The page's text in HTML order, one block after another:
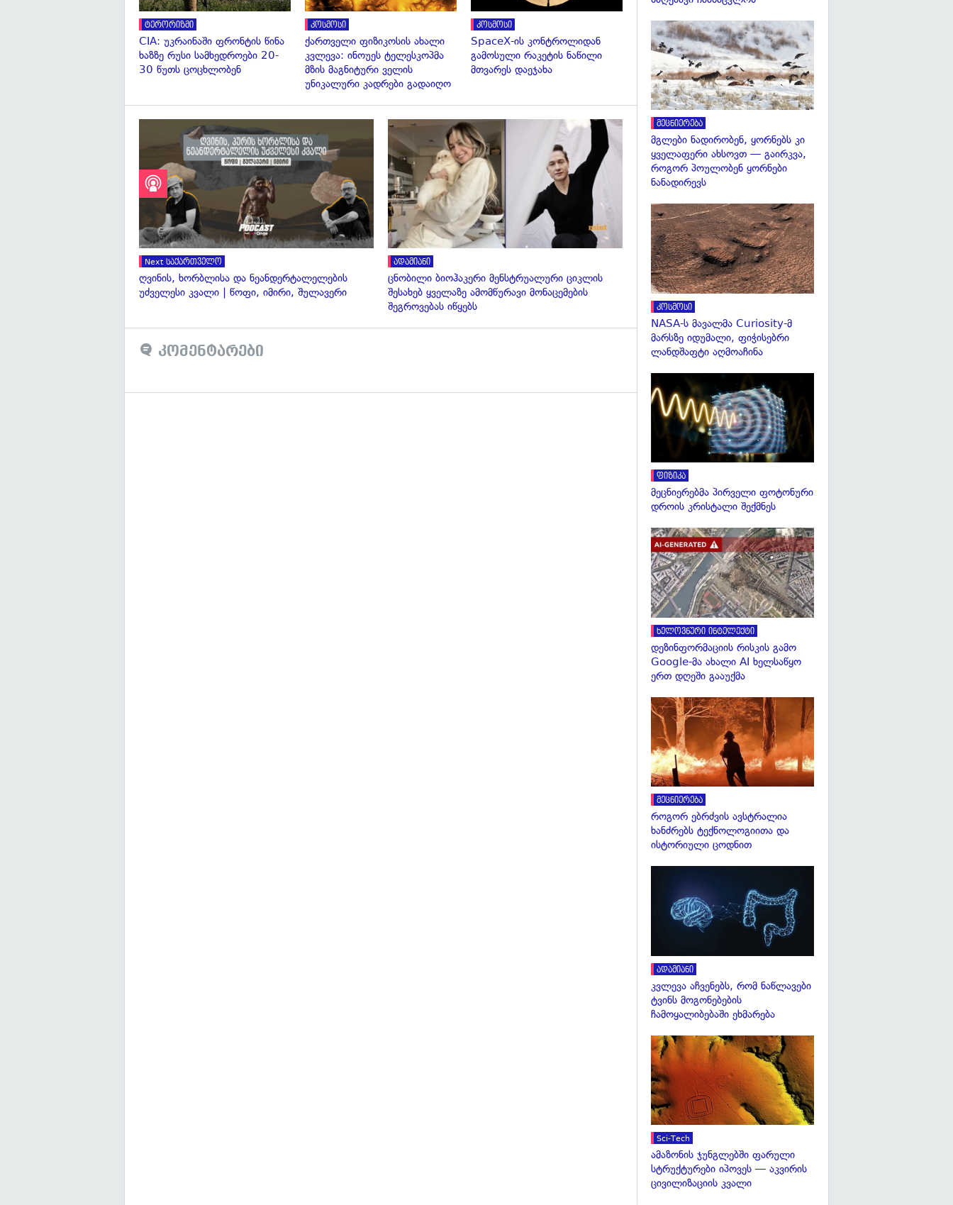
ტერორიზმი
CIA: უკრაინაში ფრონტის წინა
ხაზზე რუსი სამხედროები 20-
30 წუთს ცოცხლობენ
კოსმოსი
ქართველი ფიზიკოსის ახალი
კვლევა: ინოუეს ტელესკოპმა
მზის მაგნიტური ველის
უნიკალური კადრები გადაიღო
კოსმოსი
SpaceX-ის კონტროლიდან
გამოსული რაკეტის ნაწილი
მთვარეს დაეჯახა
Next საქართველო
ღვინის, ხორბლისა და ნეანდერტალელების
უძველესი კვალი | წოფი, იმირი, შულავერი
გადახედვა
ადამიანი
ცნობილი ბიოჰაკერი მენსტრუალური ციკლის
შესახებ ყველაზე ამომწურავი მონაცემების
შეგროვებას იწყებს
კომენტარები
მეცნიერება
მგლები ნადირობენ, ყორნებს კი
ყველაფერი ახსოვთ — გაირკვა,
როგორ პოულობენ ყორნები
ნანადირევს
კოსმოსი
NASA-ს მავალმა Curiosity-მ
მარსზე იდუმალი, ფიჭისებრი
ლანდშაფტი აღმოაჩინა
ფიზიკა
მეცნიერებმა პირველი ფოტონური
დროის კრისტალი შექმნეს
ხელოვნური ინტელექტი
დეზინფორმაციის რისკის გამო
Google-მა ახალი AI ხელსაწყო
ერთ დღეში გააუქმა
მეცნიერება
როგორ ებრძვის ავსტრალია
ხანძრებს ტექნოლოგიითა და
ისტორიული ცოდნით
ადამიანი
კვლევა აჩვენებს, რომ ნაწლავები
ტვინს მოგონებების
ჩამოყალიბებაში ეხმარება
Sci-Tech
ამაზონის ჯუნგლებში ფარული
სტრუქტურები იპოვეს — აკვირის
ცივილიზაციის კვალი